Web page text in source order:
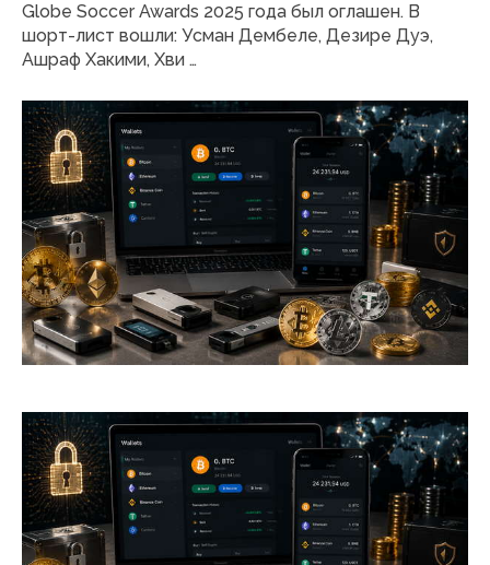
Globe Soccer Awards 2025 года был оглашен. В
шорт-лист вошли: Усман Дембеле, Дезире Дуэ,
Ашраф Хакими, Хви …